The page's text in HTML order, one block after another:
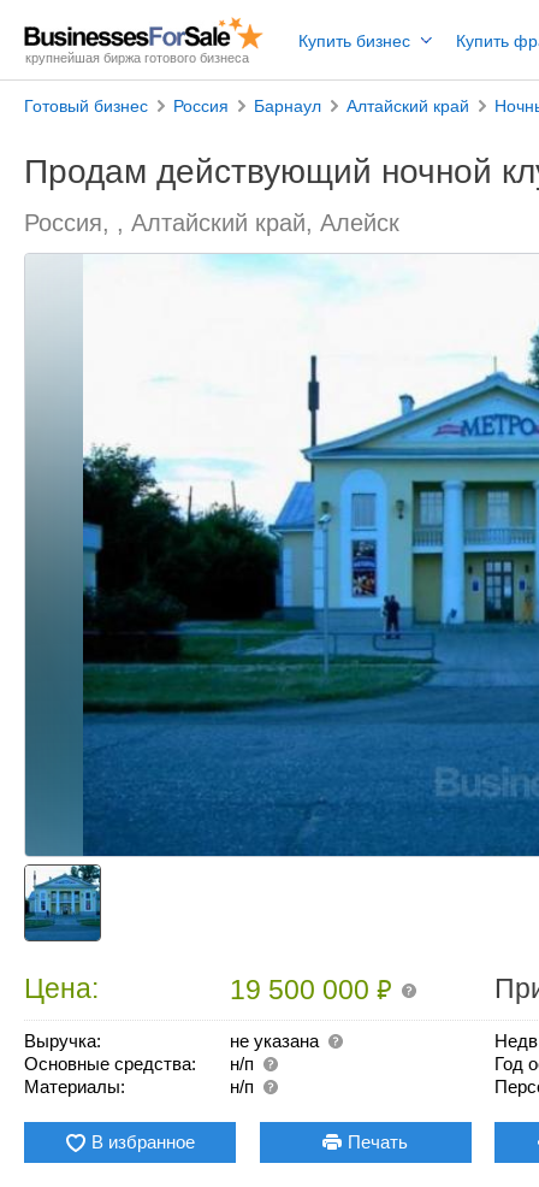
крупнейшая биржа готового бизнеса
Купить бизнес Купить
Готовый бизнес Россия Барнаул Алтайский край
Продам действующий ночной
Россия, , Алтайский край, Алейск
Цена: 19 500 000₽
Выручка:
не указана
Основные средства:
н/п
Материалы:
н/п
Год
В избранное Печать